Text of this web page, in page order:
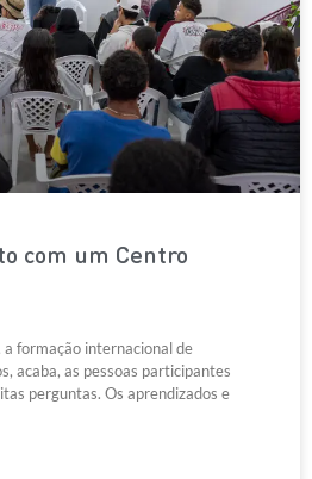
com um Centro
formação internacional de
acaba, as pessoas participantes
perguntas. Os aprendizados e